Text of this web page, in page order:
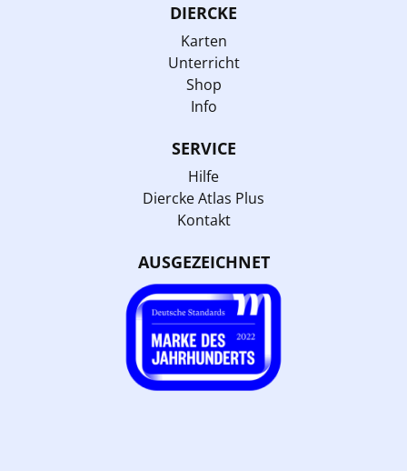
DIERCKE
Karten
Unterricht
Shop
Info
SERVICE
Hilfe
Diercke Atlas Plus
Kontakt
AUSGEZEICHNET